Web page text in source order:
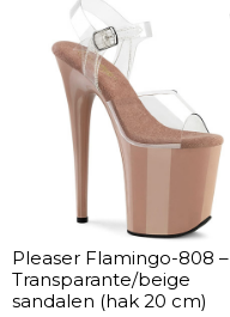
Pleaser Flamingo-808 –
Transparante/beige
sandalen (hak 20 cm)